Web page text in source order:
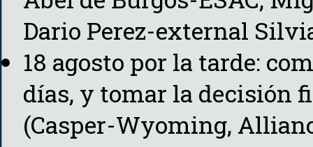
Dario Perez-external
18 agosto por la tarde:
días, y tomar la decisión
(Casper-Wyoming,